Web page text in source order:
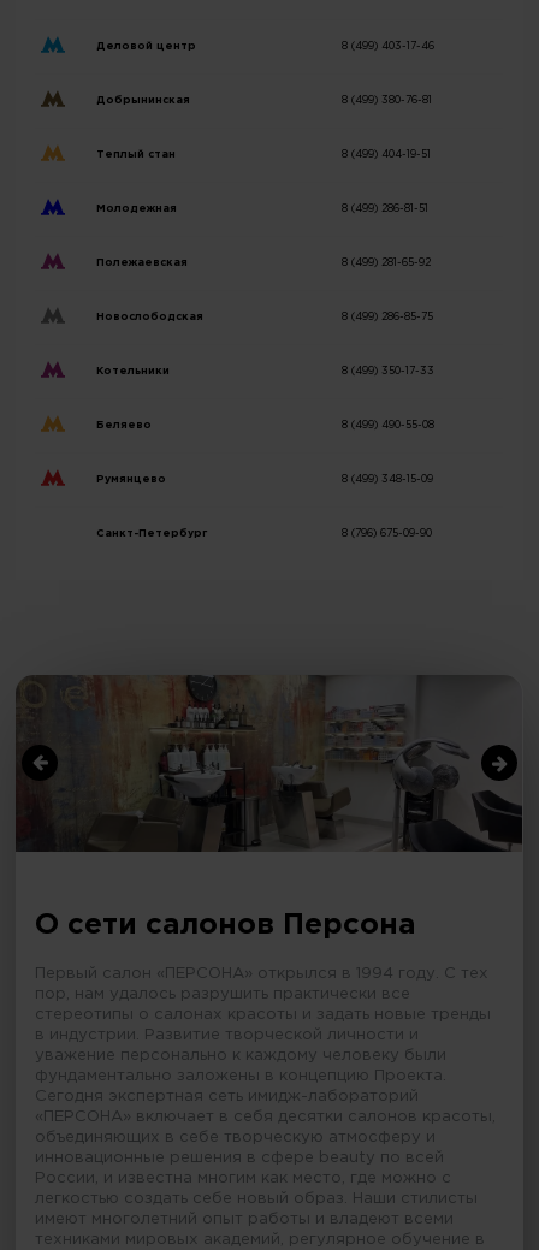
Деловой центр 8 (499) 403-17-46
Добрынинская 8 (499) 380-76-81
Теплый стан 8 (499) 404-19-51
Молодежная 8 (499) 286-81-51
Полежаевская 8 (499) 281-65-92
Новослободская 8 (499) 286-85-75
Котельники 8 (499) 350-17-33
Беляево 8 (499) 490-55-08
Румянцево 8 (499) 348-15-09
Санкт-Петербург 8 (796) 675-09-90
О сети салонов Персона
Первый салон «ПЕРСОНА» открылся в 1994 году. С тех
пор, нам удалось разрушить практически все
стереотипы о салонах красоты и задать новые тренды
в индустрии. Развитие творческой личности и
уважение персонально к каждому человеку были
фундаментально заложены в концепцию Проекта.
Сегодня экспертная сеть имидж-лабораторий
«ПЕРСОНА» включает в себя десятки салонов красоты,
объединяющих в себе творческую атмосферу и
инновационные решения в сфере beauty по всей
России, и известна многим как место, где можно с
легкостью создать себе новый образ. Наши стилисты
имеют многолетний опыт работы и владеют всеми
техниками мировых академий, регулярное обучение в